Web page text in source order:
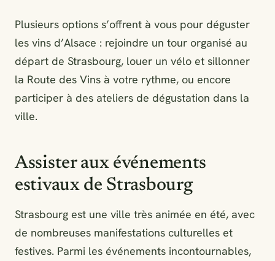
Plusieurs options s’offrent à vous pour déguster
les vins d’Alsace : rejoindre un tour organisé au
départ de Strasbourg, louer un vélo et sillonner
la Route des Vins à votre rythme, ou encore
participer à des ateliers de dégustation dans la
ville.
Assister aux événements
estivaux de Strasbourg
Strasbourg est une ville très animée en été, avec
de nombreuses manifestations culturelles et
festives. Parmi les événements incontournables,